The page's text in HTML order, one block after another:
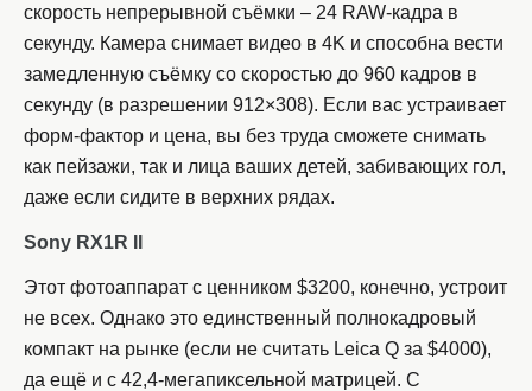
скорость непрерывной съёмки – 24 RAW-кадра в
секунду. Камера снимает видео в 4K и способна вести
замедленную съёмку со скоростью до 960 кадров в
секунду (в разрешении 912×308). Если вас устраивает
форм-фактор и цена, вы без труда сможете снимать
как пейзажи, так и лица ваших детей, забивающих гол,
даже если сидите в верхних рядах.
Sony RX1R II
Этот фотоаппарат с ценником $3200, конечно, устроит
не всех. Однако это единственный полнокадровый
компакт на рынке (если не считать Leica Q за $4000),
да ещё и с 42,4-мегапиксельной матрицей. С